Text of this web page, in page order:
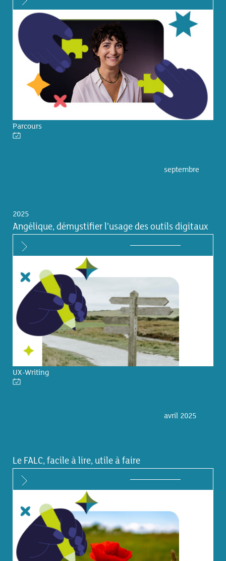
Parcours
septembre
2025
Angélique, démystifier l’usage des outils digitaux
UX-Writing
avril 2025
Le FALC, facile à lire, utile à faire